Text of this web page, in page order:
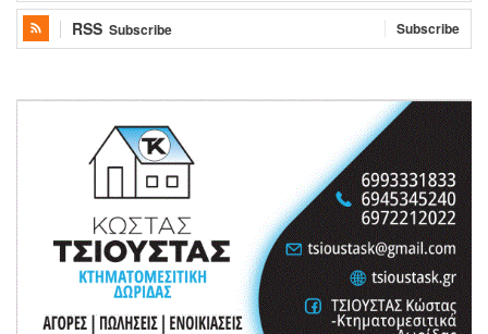
RSS Subscribe Subscribe